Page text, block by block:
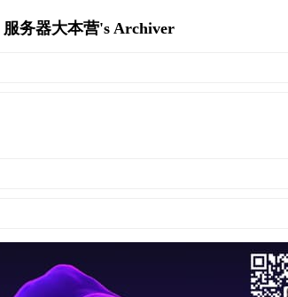
服务器大本营's Archiver